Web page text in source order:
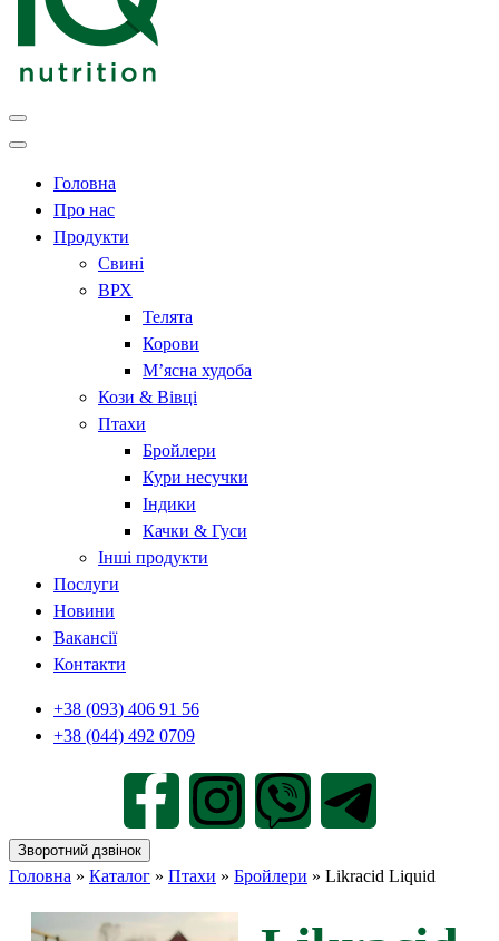
Головна
Про нас
Продукти
Свині
ВРХ
Телята
Корови
М’ясна худоба
Кози & Вівці
Птахи
Бройлери
Кури несучки
Індики
Качки & Гуси
Інші продукти
Послуги
Новини
Вакансії
Контакти
+38 (093) 406 91 56
+38 (044) 492 0709
Зворотний дзвінок
Головна » Каталог » Птахи » Бройлери » Likracid Liquid